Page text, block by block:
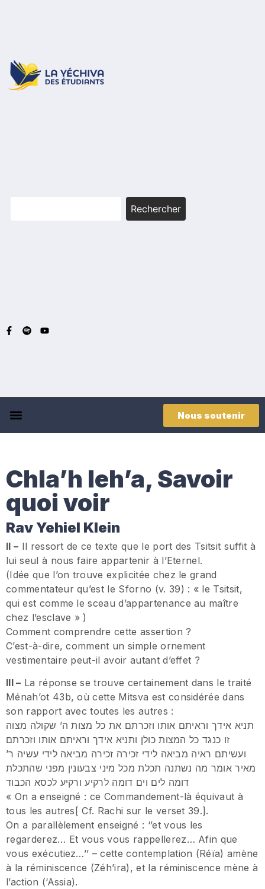
Rechercher
Nous soutenir
Chla’h leh’a, Savoir
quoi voir
Rav Yehiel Klein
II – Il ressort de ce texte que le port des Tsitsit suffit à
lui seul à nous faire appartenir à l’Eternel.
(Idée que l’on trouve explicitée chez le grand
commentateur qu’est le Sforno (v. 39) : « le Tsitsit,
qui est comme le sceau d’appartenance au maître
chez l’esclave » )
Comment comprendre cette assertion ?
C’est-à-dire, comment un simple ornement
vestimentaire peut-il avoir autant d’effet ?
III – La réponse se trouve certainement dans le traité
Ménah’ot 43b, où cette Mitsva est considérée dans
son rapport avec toutes les autres :
תניא אידך וראיתם אותו וזכרתם את כל מצות ה’ שקולה מצוה
זו כנגד כל המצות כולן ותניא אידך וראיתם אותו וזכרתם
ועשיתם ראיה מביאה לידי זכירה זכירה מביאה לידי עשיה ר’
מאיר אומר מה נשתנה תכלת מכל מיני צבעונין מפני שהתכלת
דומה לים וים דומה לרקיע ורקיע לכסא הכבוד
« On a enseigné : ce Commandement-là équivaut à
tous les autres[ Cf. Rachi sur le verset 39.].
On a parallèlement enseigné : ‘’et vous les
regarderez… Et vous vous rappellerez… Afin que
vous exécutiez…’’ – cette contemplation (Réïa) amène
à la réminiscence (Zéh’ira), et la réminiscence mène à
l’action (‘Assia).